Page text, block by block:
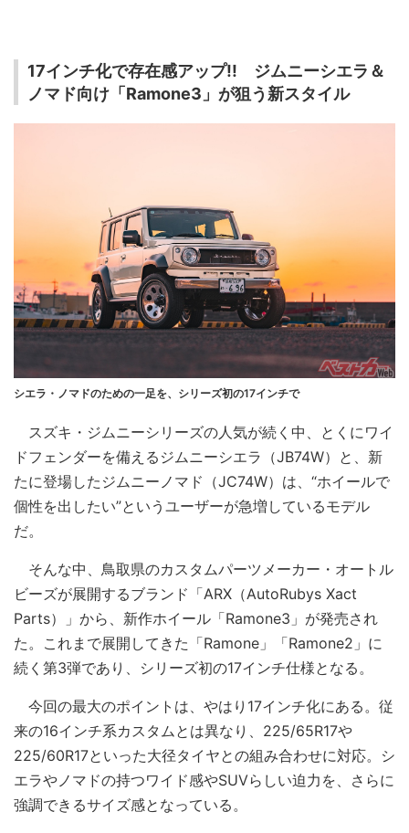
17インチ化で存在感アップ!! ジムニーシエラ＆
ノマド向け「Ramone3」が狙う新スタイル
シエラ・ノマドのための一足を、シリーズ初の17インチで
スズキ・ジムニーシリーズの人気が続く中、とくにワイ
ドフェンダーを備えるジムニーシエラ（JB74W）と、新
たに登場したジムニーノマド（JC74W）は、“ホイールで
個性を出したい”というユーザーが急増しているモデル
だ。
そんな中、鳥取県のカスタムパーツメーカー・オートル
ビーズが展開するブランド「ARX（AutoRubys Xact
Parts）」から、新作ホイール「Ramone3」が発売され
た。これまで展開してきた「Ramone」「Ramone2」に
続く第3弾であり、シリーズ初の17インチ仕様となる。
今回の最大のポイントは、やはり17インチ化にある。従
来の16インチ系カスタムとは異なり、225/65R17や
225/60R17といった大径タイヤとの組み合わせに対応。シ
エラやノマドの持つワイド感やSUVらしい迫力を、さらに
強調できるサイズ感となっている。